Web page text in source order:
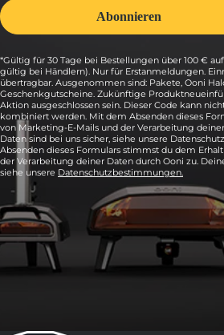
*Gültig für 30 Tage bei Bestellungen über 100 €
gültig bei Händlern). Nur für Erstanmeldungen.
übertragbar. Ausgenommen sind: Pakete, Ooni
Geschenkgutscheine. Zukünftige
Aktion ausgeschlossen sein. Dieser Code kann
kombiniert werden. Mit dem Absenden dieses
von Marketing-E-Mails und der Verarbeitung
Daten sind bei uns sicher, siehe unsere
Absenden dieses Formulars stimmst du dem
der Verarbeitung deiner Daten durch Ooni zu.
siehe unsere Datenschutzbestimmungen.